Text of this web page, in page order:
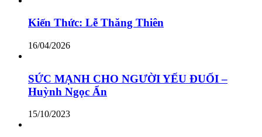
Kiến Thức: Lễ Thăng Thiên
16/04/2026
SỨC MẠNH CHO NGƯỜI YẾU ĐUỐI –
Huỳnh Ngọc Ẩn
15/10/2023